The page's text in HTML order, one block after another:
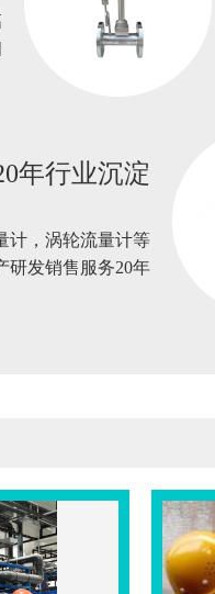
年行业沉淀
计，涡轮流量计等
研发销售服务20年